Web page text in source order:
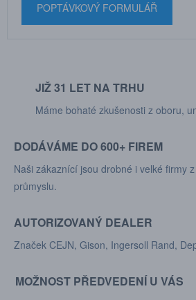
POPTÁVKOVÝ FORMULÁŘ
JIŽ 31 LET NA TRHU
Máme bohaté zkušenosti z oboru,
DODÁVÁME DO 600+ FIREM
Naši zákaznící jsou drobné i velké firmy
průmyslu.
AUTORIZOVANÝ DEALER
Značek CEJN, Gison, Ingersoll Rand,
MOŽNOST PŘEDVEDENÍ U VÁS